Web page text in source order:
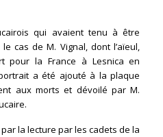
qui avaient tenu à être
cas de M. Vignal, dont l’aïeul,
pour la France à Lesnica en
a été ajouté à la plaque
aux morts et dévoilé par M.
la lecture par les cadets de la